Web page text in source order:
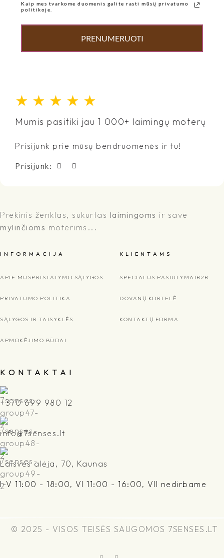
Kaip mes tvarkome duomenis galite rasti mūsų privatumo
politikoje.
PRENUMERUOTI
★ ★ ★ ★ ★
Mumis pasitiki jau 1 000+ laimingų moterų
Prisijunk prie mūsų bendruomenės ir tu!
Prisijunk:
Prekinis ženklas, sukurtas laimingoms ir save
mylinčioms moterims...
I N F O R M A C I J A
APIE MUSPRISTATYMO SĄLYGOS
PRIVATUMO POLITIKA
SĄLYGOS IR TAISYKLĖS
APMOKĖJIMO BŪDAI
K L I E N T A M S
SPECIALŪS PASIŪLYMAI B2B
DOVANŲ KORTELĖ
KONTAKTŲ FORMA
K O N T A K T A I
+370 699 980 12
info@7senses.lt
Laisvės alėja, 70, Kaunas
I-V 11:00 - 18:00, VI 11:00 - 16:00, VII nedirbame
© 2025 - VISOS TEISĖS SAUGOMOS 7SENSES.LT